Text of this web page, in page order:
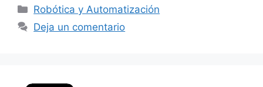
Categorías
Robótica y Automatización
Deja un comentario